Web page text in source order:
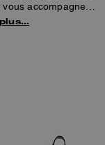
accompagnera
week-end et
polyvalentes
poches latérales